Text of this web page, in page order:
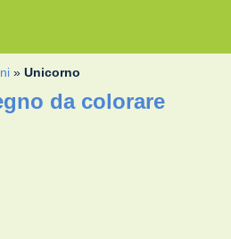
»Unicorno
da colorare